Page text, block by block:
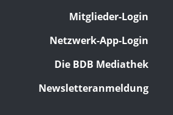
Mitglieder-Login
Netzwerk-App-Login
Die BDB Mediathek
Newsletteranmeldung